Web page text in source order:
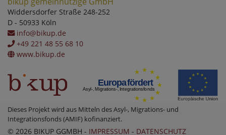
Widdersdorfer Straße 248-252
D - 50933 Köln
info@bikup.de
+49 221 48 55 68 10
www.bikup.de
Dieses Projekt wird aus Mitteln des Asyl-, Migrations- und
Integrationsfonds (AMIF) kofinanziert.
© 2026 BIKUP GGMBH - IMPRESSUM - DATENSCHUTZ